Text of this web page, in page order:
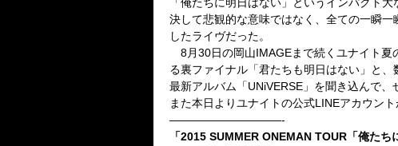
決して悲観的な意味ではなく、全ての一瞬
したライヴだった。
8月30日の岡山IMAGEまで続くユナイト夏
る裏ファイナル「君たちも明日はない」と、
最新アルバム「UNiVERSE」を聞き込んで、
また本日よりユナイトの公式LINEアカウン
——————————-
「2015 SUMMER ONEMAN TOUR「俺たち